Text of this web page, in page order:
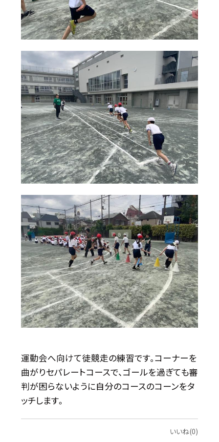
運動会へ向けて徒競走の練習です。コーナーを
曲がりセパレートコースで、ゴールを過ぎても審
判が困らないように自分のコースのコーンをタ
ッチします。
いいね(0)